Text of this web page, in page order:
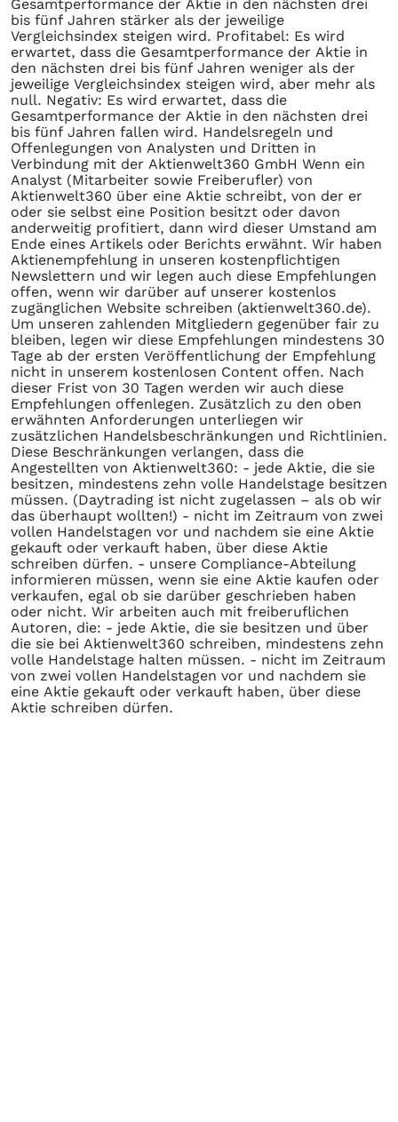
Gesamtperformance der Aktie in den nächsten drei
bis fünf Jahren stärker als der jeweilige
Vergleichsindex steigen wird. Profitabel: Es wird
erwartet, dass die Gesamtperformance der Aktie in
den nächsten drei bis fünf Jahren weniger als der
jeweilige Vergleichsindex steigen wird, aber mehr als
null. Negativ: Es wird erwartet, dass die
Gesamtperformance der Aktie in den nächsten drei
bis fünf Jahren fallen wird. Handelsregeln und
Offenlegungen von Analysten und Dritten in
Verbindung mit der Aktienwelt360 GmbH Wenn ein
Analyst (Mitarbeiter sowie Freiberufler) von
Aktienwelt360 über eine Aktie schreibt, von der er
oder sie selbst eine Position besitzt oder davon
anderweitig profitiert, dann wird dieser Umstand am
Ende eines Artikels oder Berichts erwähnt. Wir haben
Aktienempfehlung in unseren kostenpflichtigen
Newslettern und wir legen auch diese Empfehlungen
offen, wenn wir darüber auf unserer kostenlos
zugänglichen Website schreiben (aktienwelt360.de).
Um unseren zahlenden Mitgliedern gegenüber fair zu
bleiben, legen wir diese Empfehlungen mindestens 30
Tage ab der ersten Veröffentlichung der Empfehlung
nicht in unserem kostenlosen Content offen. Nach
dieser Frist von 30 Tagen werden wir auch diese
Empfehlungen offenlegen. Zusätzlich zu den oben
erwähnten Anforderungen unterliegen wir
zusätzlichen Handelsbeschränkungen und Richtlinien.
Diese Beschränkungen verlangen, dass die
Angestellten von Aktienwelt360: - jede Aktie, die sie
besitzen, mindestens zehn volle Handelstage besitzen
müssen. (Daytrading ist nicht zugelassen – als ob wir
das überhaupt wollten!) - nicht im Zeitraum von zwei
vollen Handelstagen vor und nachdem sie eine Aktie
gekauft oder verkauft haben, über diese Aktie
schreiben dürfen. - unsere Compliance-Abteilung
informieren müssen, wenn sie eine Aktie kaufen oder
verkaufen, egal ob sie darüber geschrieben haben
oder nicht. Wir arbeiten auch mit freiberuflichen
Autoren, die: - jede Aktie, die sie besitzen und über
die sie bei Aktienwelt360 schreiben, mindestens zehn
volle Handelstage halten müssen. - nicht im Zeitraum
von zwei vollen Handelstagen vor und nachdem sie
eine Aktie gekauft oder verkauft haben, über diese
Aktie schreiben dürfen.